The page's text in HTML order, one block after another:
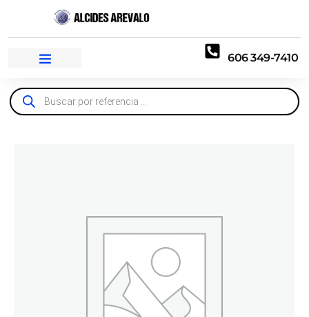
606 349-7410